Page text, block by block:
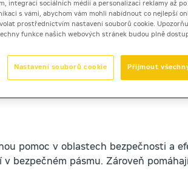
pomoc v oblastech bezpečnosti a
bezpečném pásmu. Zároveň
integraci sociálních médií a personalizaci reklamy až
s vámi, abychom vám mohli nabídnout co nejlepší
prostřednictvím nastavení souborů cookie.
funkce našich webových stránek budou plně
Přijmout
Nastavení souborů cookie